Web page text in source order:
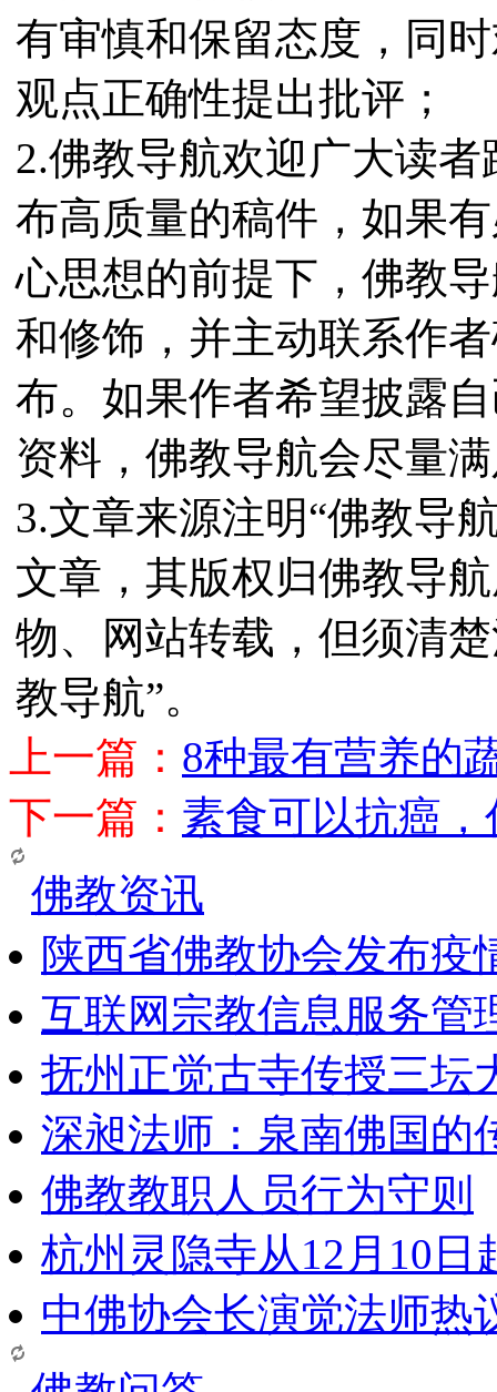
有审慎和保留态度，同
观点正确性提出批评；
2.佛教导航欢迎广大读
布高质量的稿件，如果
心思想的前提下，佛教
和修饰，并主动联系作
布。如果作者希望披露
资料，佛教导航会尽量
3.文章来源注明“佛教导
文章，其版权归佛教导
物、网站转载，但须清
教导航”。
上一篇： 8种最有营养的
下一篇： 素食可以抗癌
佛教资讯
陕西省佛教协会发布疫
互联网宗教信息服务管
抚州正觉古寺传授三坛
深昶法师：泉南佛国的
佛教教职人员行为守则
杭州灵隐寺从12月10日
中佛协会长演觉法师热